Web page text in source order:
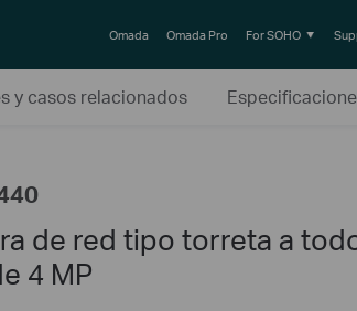
Omada Omada Pro For SOHO
y casos relacionados
de red tipo torreta a
4 MP